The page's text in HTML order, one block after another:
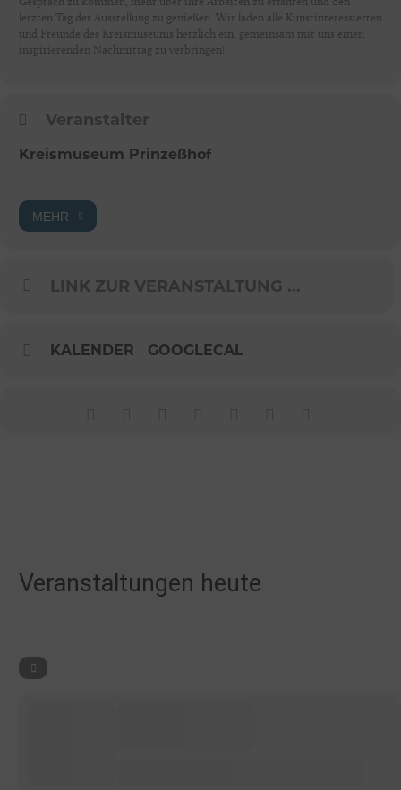
letzten Tag der Ausstellung zu genießen. Wir laden alle Kunstinteressierten
und Freunde des Kreismuseums herzlich ein, gemeinsam mit uns einen
inspirierenden Nachmittag zu verbringen!
Veranstalter
Kreismuseum Prinzeßhof
MEHR
LINK ZUR VERANSTALTUNG ...
KALENDER GOOGLECAL
Veranstaltungen heute